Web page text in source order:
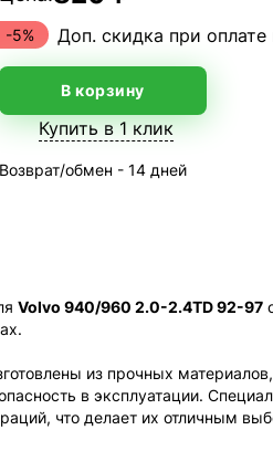
-5% Доп. скидка при оплате
В корзину
Купить в 1 клик
Возврат/обмен - 14 дней
Volvo 940/960 2.0-2.4TD 92-97
из прочных
в эксплуатации.
что делает их отличным